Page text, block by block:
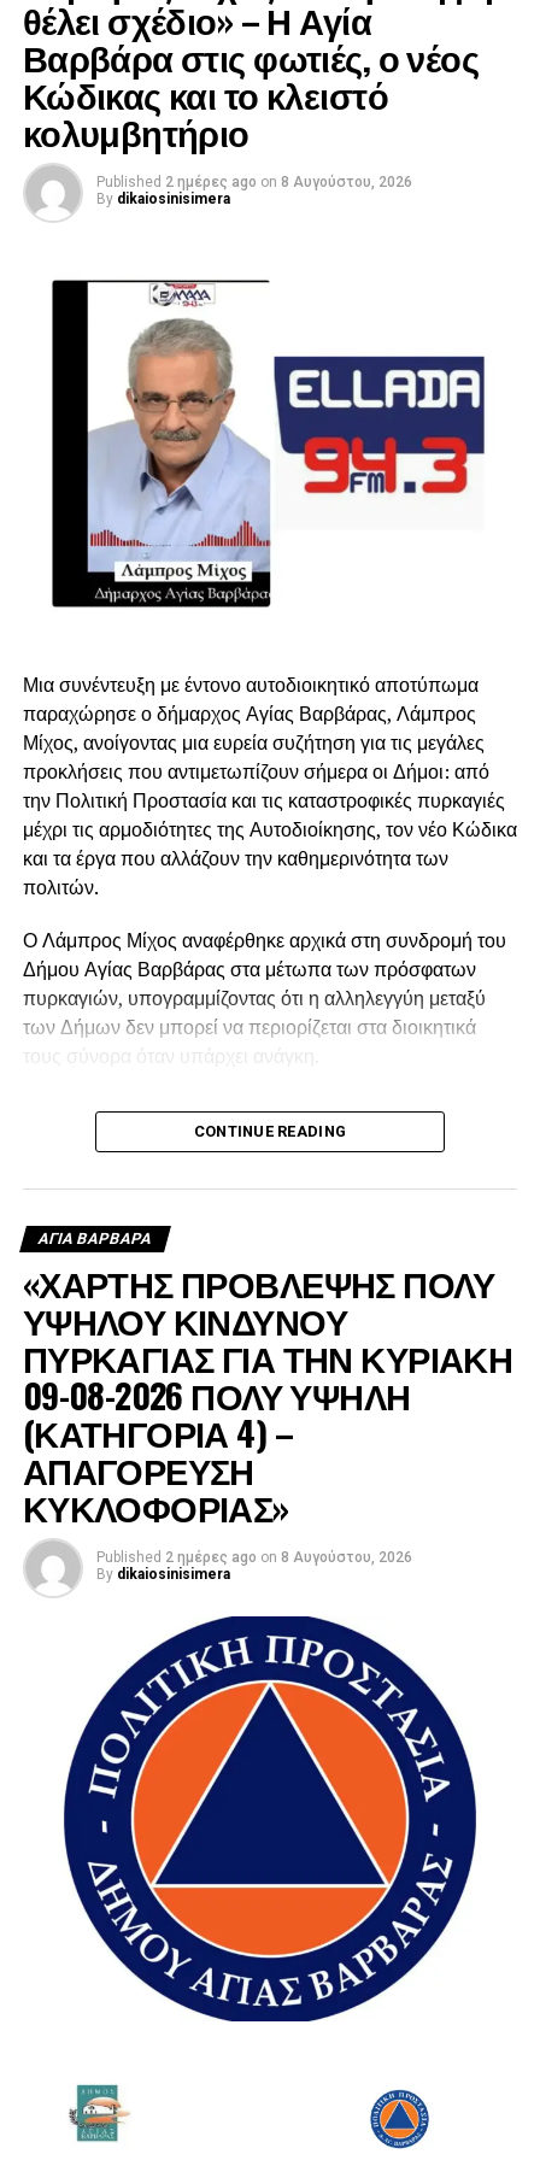
θέλει σχέδιο» – Η Αγία
Βαρβάρα στις φωτιές, ο νέος
Κώδικας και το κλειστό
κολυμβητήριο
Published 2 ημέρες ago on 8 Αυγούστου, 2026
By dikaiosinisimera
Μια συνέντευξη με έντονο αυτοδιοικητικό αποτύπωμα
παραχώρησε ο δήμαρχος Αγίας Βαρβάρας, Λάμπρος
Μίχος, ανοίγοντας μια ευρεία συζήτηση για τις μεγάλες
προκλήσεις που αντιμετωπίζουν σήμερα οι Δήμοι: από
την Πολιτική Προστασία και τις καταστροφικές πυρκαγιές
μέχρι τις αρμοδιότητες της Αυτοδιοίκησης, τον νέο Κώδικα
και τα έργα που αλλάζουν την καθημερινότητα των
πολιτών.
Ο Λάμπρος Μίχος αναφέρθηκε αρχικά στη συνδρομή του
Δήμου Αγίας Βαρβάρας στα μέτωπα των πρόσφατων
πυρκαγιών, υπογραμμίζοντας ότι η αλληλεγγύη μεταξύ
των Δήμων δεν μπορεί να περιορίζεται στα διοικητικά
τους σύνορα όταν υπάρχει ανάγκη.
Όπως εξήγησε, ο Δήμος έστειλε υδροφόρα στις πληγείσες
περιοχές, η οποία αρχικά χρησιμοποιήθηκε για τον
νερό τα ελικόπτερα, ενώ μετά τη δύση του ήλιου συνέχισε
να τροφοδοτεί με νερό τα πυροσβεστικά οχήματα.
CONTINUE READING
ΑΓΙΑ ΒΑΡΒΑΡΑ
«ΧΑΡΤΗΣ ΠΡΟΒΛΕΨΗΣ ΠΟΛΥ
ΥΨΗΛΟΥ ΚΙΝΔΥΝΟΥ
ΠΥΡΚΑΓΙΑΣ ΓΙΑ ΤΗΝ ΚΥΡΙΑΚΗ
09-08-2026 ΠΟΛΥ ΥΨΗΛΗ
(ΚΑΤΗΓΟΡΙΑ 4) –
ΑΠΑΓΟΡΕΥΣΗ
ΚΥΚΛΟΦΟΡΙΑΣ»
Published 2 ημέρες ago on 8 Αυγούστου, 2026
By dikaiosinisimera